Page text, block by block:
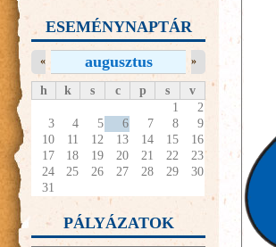
ESEMÉNYNAPTÁR
augusztus
« »
h k s c p s
v
1
2
3
4 5 6 7 8
9
10
11 12 13 14 15
16
17
18 19 20 21 22
23
24
25 26 27 28 29
30
31
PÁLYÁZATOK